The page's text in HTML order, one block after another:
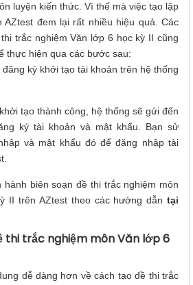
luyện kiến thức. Vì thế mà việc tạo lập
AZtest đem lại rất nhiều hiệu quả. Các
trắc nghiệm Văn lớp 6 học kỳ II cũng
thực hiện qua các bước sau:
ký khởi tạo tài khoản trên hệ thống
tạo thành công, hệ thống sẽ gửi đến
ký tài khoản và mật khẩu. Bạn sử
và mật khẩu đó để đăng nhập tài
hành biên soạn đề thi trắc nghiệm môn
II trên AZtest theo các hướng dẫn tại
thi trắc nghiệm môn Văn lớp 6
dễ dàng hơn về cách tạo đề thi trắc